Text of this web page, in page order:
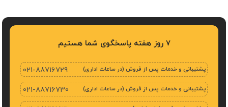
محصولات است. این جنس باعث می‌شود که ساک نظم
دهنده صندوق عقب حتی در شرایط سخت و استفاده‌های
مکرر دوام بالایی داشته باشد و عمر طولانی‌تری داشته
باشد.
برندهای معتبر در تولید کیف و جعبه نظم
7 روز هفته پاسخگوی شما هستیم
پشتیبانی و خدمات پس از فروش (در ساعات اداری) 021-88716729
پشتیبانی و خدمات پس از فروش (در ساعات اداری) 021-88716730